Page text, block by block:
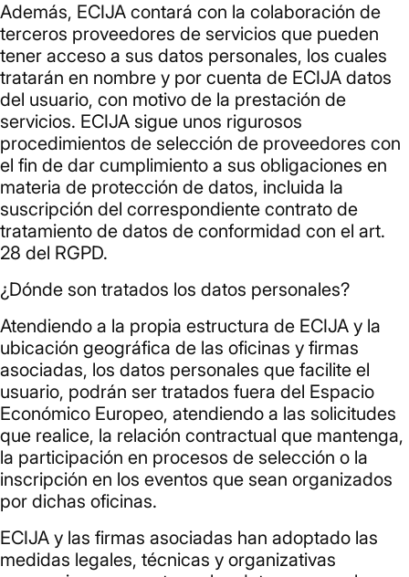
Además, ECIJA contará con la colaboración de
terceros proveedores de servicios que pueden
tener acceso a sus datos personales, los cuales
tratarán en nombre y por cuenta de ECIJA datos
del usuario, con motivo de la prestación de
servicios. ECIJA sigue unos rigurosos
procedimientos de selección de proveedores con
el fin de dar cumplimiento a sus obligaciones en
materia de protección de datos, incluida la
suscripción del correspondiente contrato de
tratamiento de datos de conformidad con el art.
28 del RGPD.
¿Dónde son tratados los datos personales?
Atendiendo a la propia estructura de ECIJA y la
ubicación geográfica de las oficinas y firmas
asociadas, los datos personales que facilite el
usuario, podrán ser tratados fuera del Espacio
Económico Europeo, atendiendo a las solicitudes
que realice, la relación contractual que mantenga,
la participación en procesos de selección o la
inscripción en los eventos que sean organizados
por dichas oficinas.
ECIJA y las firmas asociadas han adoptado las
medidas legales, técnicas y organizativas